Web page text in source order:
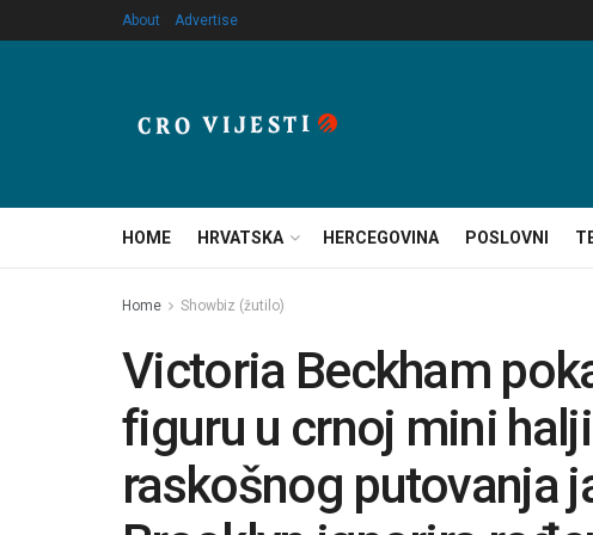
About Advertise
HOME HRVATSKA HERCEGOVINA POSLOVNI
Home Showbiz (žutilo)
Victoria Beckham
figuru u crnoj mini
raskošnog putovanja